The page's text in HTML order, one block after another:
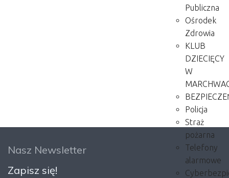
Publiczna
Ośrodek
Zdrowia
KLUB
DZIECIĘCY
W
Policja
Straż
pożarna
Telefony
alarmowe
Nasz Newsletter
Zapisz się!